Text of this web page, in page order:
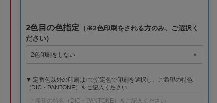
2色目の色指定 （※2色印刷をされる方のみ、ご選択く
ださい）
▼ 定番色以外の印刷は↑で指定色で印刷を選択し、ご希望の特色
（DIC・PANTONE）をご記入ください